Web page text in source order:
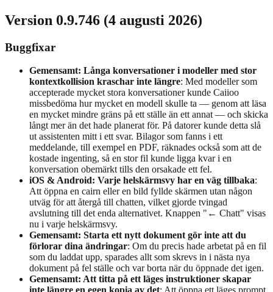
Version 0.9.746 (4 augusti 2026)
Buggfixar
Gemensamt: Långa konversationer i modeller med stor
kontextkollision kraschar inte längre: Med modeller som
accepterade mycket stora konversationer kunde Caiioo
missbedöma hur mycket en modell skulle ta — genom att läsa
en mycket mindre gräns på ett ställe än ett annat — och skicka
långt mer än det hade planerat för. På datorer kunde detta slå
ut assistenten mitt i ett svar. Bilagor som fanns i ett
meddelande, till exempel en PDF, räknades också som att de
kostade ingenting, så en stor fil kunde ligga kvar i en
konversation obemärkt tills den orsakade ett fel.
iOS & Android: Varje helskärmsvy har en väg tillbaka:
Att öppna en cairn eller en bild fyllde skärmen utan någon
utväg för att återgå till chatten, vilket gjorde tvingad
avslutning till det enda alternativet. Knappen "← Chatt" visas
nu i varje helskärmsvy.
Gemensamt: Starta ett nytt dokument gör inte att du
förlorar dina ändringar: Om du precis hade arbetat på en fil
som du laddat upp, sparades allt som skrevs in i nästa nya
dokument på fel ställe och var borta när du öppnade det igen.
Gemensamt: Att titta på ett läges instruktioner skapar